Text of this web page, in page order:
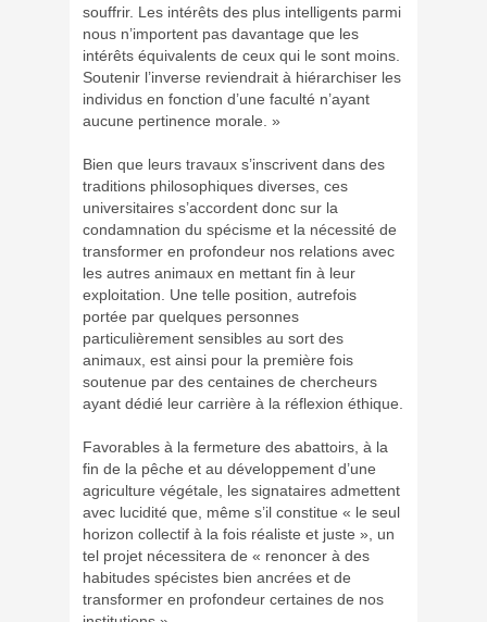
souffrir. Les intérêts des plus intelligents parmi
nous n’importent pas davantage que les
intérêts équivalents de ceux qui le sont moins.
Soutenir l’inverse reviendrait à hiérarchiser les
individus en fonction d’une faculté n’ayant
aucune pertinence morale. »
Bien que leurs travaux s’inscrivent dans des
traditions philosophiques diverses, ces
universitaires s’accordent donc sur la
condamnation du spécisme et la nécessité de
transformer en profondeur nos relations avec
les autres animaux en mettant fin à leur
exploitation. Une telle position, autrefois
portée par quelques personnes
particulièrement sensibles au sort des
animaux, est ainsi pour la première fois
soutenue par des centaines de chercheurs
ayant dédié leur carrière à la réflexion éthique.
Favorables à la fermeture des abattoirs, à la
fin de la pêche et au développement d’une
agriculture végétale, les signataires admettent
avec lucidité que, même s’il constitue « le seul
horizon collectif à la fois réaliste et juste », un
tel projet nécessitera de « renoncer à des
habitudes spécistes bien ancrées et de
transformer en profondeur certaines de nos